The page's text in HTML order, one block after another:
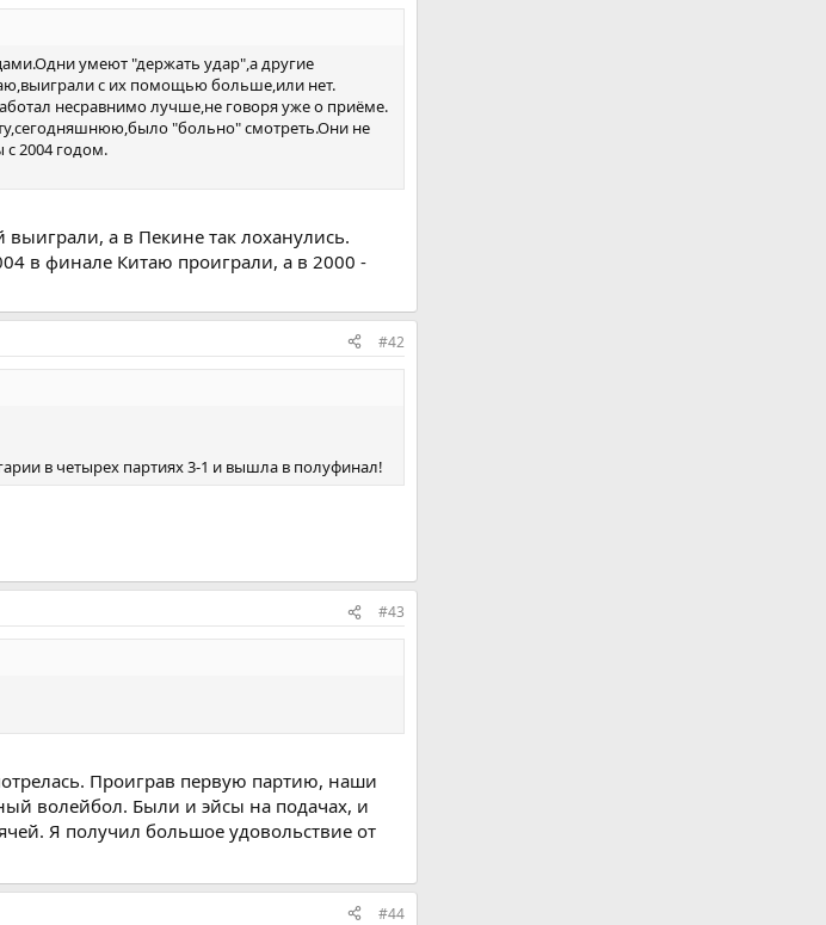
умеют "держать удар",а другие
с их помощью больше,или нет.
несравнимо лучше,не говоря уже о приёме.
"больно" смотреть.Они не
2004 годом.
а в Пекине так лоханулись.
в финале Китаю проиграли, а в 2000 -
#42
в четырех партиях 3-1 и вышла в полуфинал!
#43
Проиграв первую партию, наши
волейбол. Были и эйсы на подачах, и
Я получил большое удовольствие от
#44